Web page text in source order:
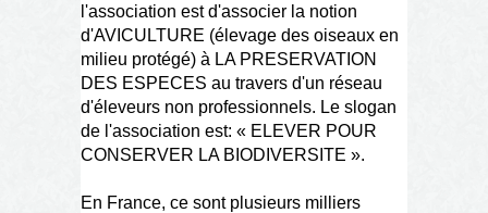
l'association est d'associer la notion
d'AVICULTURE (élevage des oiseaux en
milieu protégé) à LA PRESERVATION
DES ESPECES au travers d'un réseau
d'éleveurs non professionnels. Le slogan
de l'association est: « ELEVER POUR
CONSERVER LA BIODIVERSITE ».
En France, ce sont plusieurs milliers